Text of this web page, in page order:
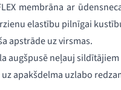
membrāna ar
elastību pilnīgai
apstrāde uz virsmas.
augšpusē neļauj
apakšdelma uzlabo